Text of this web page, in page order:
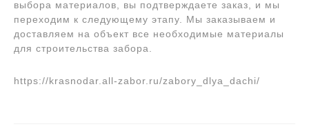
выбора материалов, вы подтверждаете заказ, и мы
переходим к следующему этапу. Мы заказываем и
доставляем на объект все необходимые материалы
для строительства забора.
https://krasnodar.all-zabor.ru/zabory_dlya_dachi/